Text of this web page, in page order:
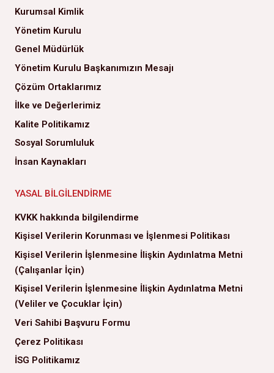
Kurumsal Kimlik
Yönetim Kurulu
Genel Müdürlük
Yönetim Kurulu Başkanımızın Mesajı
Çözüm Ortaklarımız
İlke ve Değerlerimiz
Kalite Politikamız
Sosyal Sorumluluk
İnsan Kaynakları
YASAL BILGILENDIRME
KVKK hakkında bilgilendirme
Kişisel Verilerin Korunması ve İşlenmesi Politikası
Kişisel Verilerin İşlenmesine İlişkin Aydınlatma Metni
(Çalışanlar İçin)
Kişisel Verilerin İşlenmesine İlişkin Aydınlatma Metni
(Veliler ve Çocuklar İçin)
Veri Sahibi Başvuru Formu
Çerez Politikası
İSG Politikamız